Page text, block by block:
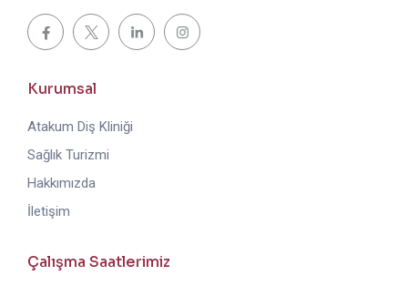
Kurumsal
Atakum Diş Kliniği
Sağlık Turizmi
Hakkımızda
İletişim
Çalışma Saatlerimiz